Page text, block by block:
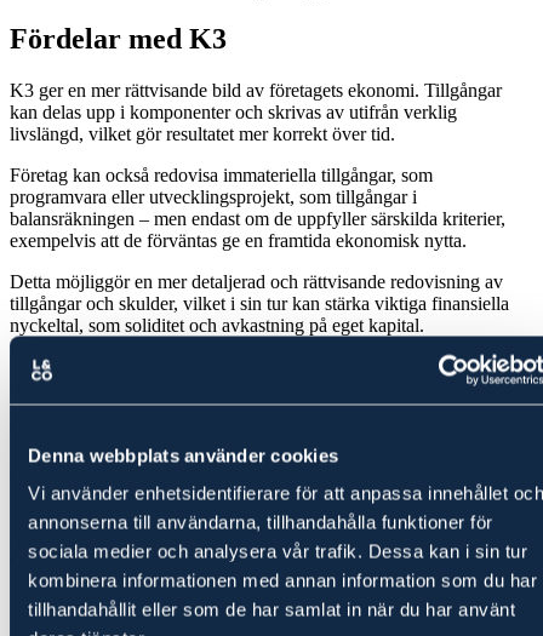
Denna webbplats använder cookies
Vi använder enhetsidentifierare för att anpassa innehållet och
annonserna till användarna, tillhandahålla funktioner för
sociala medier och analysera vår trafik. Dessa kan i sin tur
kombinera informationen med annan information som du har
tillhandahållit eller som de har samlat in när du har använt
Fördelar med K3
K3 ger en mer rättvisande bild av företagets ekonomi. Tillgångar
kan delas upp i komponenter och skrivas av utifrån verklig
livslängd, vilket gör resultatet mer korrekt över tid.
Företag kan också redovisa immateriella tillgångar, som
programvara eller utvecklingsprojekt, som tillgångar i
balansräkningen – men endast om de uppfyller särskilda kriterier,
exempelvis att de förväntas ge en framtida ekonomisk nytta.
Detta möjliggör en mer detaljerad och rättvisande redovisning av
tillgångar och skulder, vilket i sin tur kan stärka viktiga finansiella
nyckeltal, som soliditet och avkastning på eget kapital.
Dessutom uppskattas redovisning enligt K3 av banker, investerare
och andra externa parter, eftersom den ger ett tydligare underlag för
beslut – något som är särskilt viktigt för tillväxtföretag som behöver
Vilka företag måste tillämpa K3?
Årsredovisningslagen styr vilka företag som obligatoriskt måste
använda K3-regelverket.
Större företag